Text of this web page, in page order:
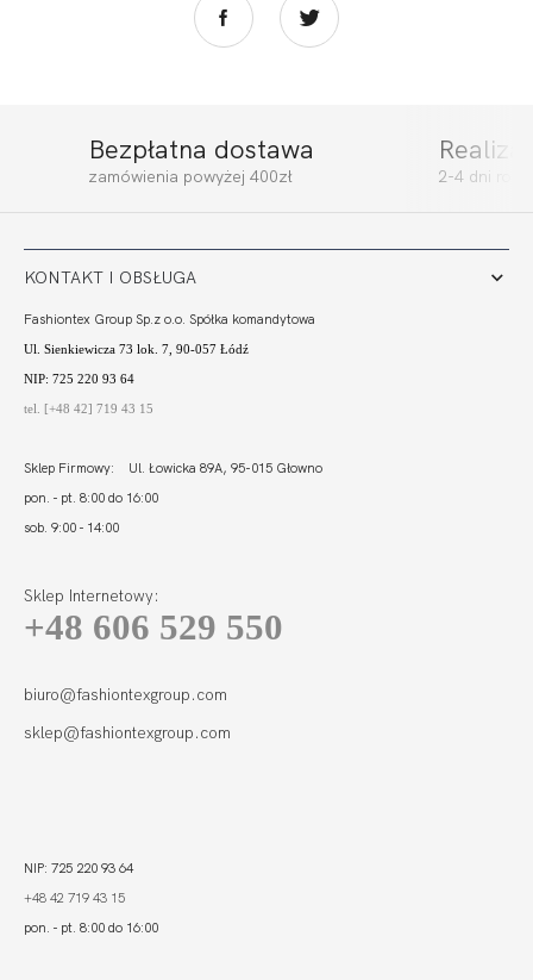
Bezpłatna dostawa
zamówienia powyżej 400zł 2-4 dni
KONTAKT I OBSŁUGA
Fashiontex Group Sp.z o.o. Spółka komandytowa
Ul. Sienkiewicza 73 lok. 7, 90-057 Łódź
NIP: 725 220 93 64
tel. [+48 42] 719 43 15
Sklep Firmowy: Ul. Łowicka 89A, 95-015 Głowno
pon. - pt. 8:00 do 16:00
sob. 9:00 - 14:00
Sklep Internetowy:
+48 606 529 550
biuro@fashiontexgroup.com
sklep@fashiontexgroup.com
NIP: 725 220 93 64
+48 42 719 43 15
pon. - pt. 8:00 do 16:00